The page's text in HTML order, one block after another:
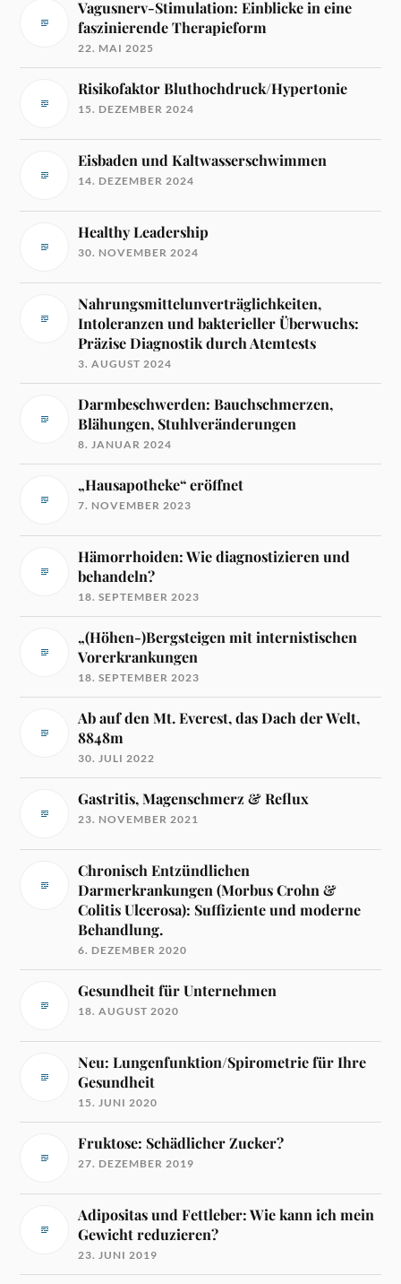
Vagusnerv-Stimulation: Einblicke in eine
faszinierende Therapieform
22. MAI 2025
Risikofaktor Bluthochdruck/Hypertonie
15. DEZEMBER 2024
Eisbaden und Kaltwasserschwimmen
14. DEZEMBER 2024
Healthy Leadership
30. NOVEMBER 2024
Nahrungsmittelunverträglichkeiten,
Intoleranzen und bakterieller Überwuchs:
Präzise Diagnostik durch Atemtests
3. AUGUST 2024
Darmbeschwerden: Bauchschmerzen,
Blähungen, Stuhlveränderungen
8. JANUAR 2024
„Hausapotheke“ eröffnet
7. NOVEMBER 2023
Hämorrhoiden: Wie diagnostizieren und
behandeln?
18. SEPTEMBER 2023
„(Höhen-)Bergsteigen mit internistischen
Vorerkrankungen
18. SEPTEMBER 2023
Ab auf den Mt. Everest, das Dach der Welt,
8848m
30. JULI 2022
Gastritis, Magenschmerz & Reflux
23. NOVEMBER 2021
Chronisch Entzündlichen
Darmerkrankungen (Morbus Crohn &
Colitis Ulcerosa): Suffiziente und moderne
Behandlung.
6. DEZEMBER 2020
Gesundheit für Unternehmen
18. AUGUST 2020
Neu: Lungenfunktion/Spirometrie für Ihre
Gesundheit
15. JUNI 2020
Fruktose: Schädlicher Zucker?
27. DEZEMBER 2019
Adipositas und Fettleber: Wie kann ich mein
Gewicht reduzieren?
23. JUNI 2019